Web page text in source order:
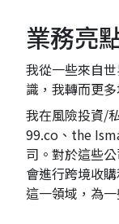
業務亮
我從一些來自
識，我轉而更
我在風險投資/
99.co、the
司。對於這些
會進行跨境收
這一領域，為